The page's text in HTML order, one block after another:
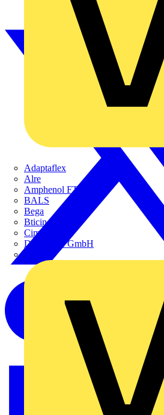
Adaptaflex
Alre
Amphenol FTG
BALS
Bega
Bticino
Cimco
DOTLUX GmbH